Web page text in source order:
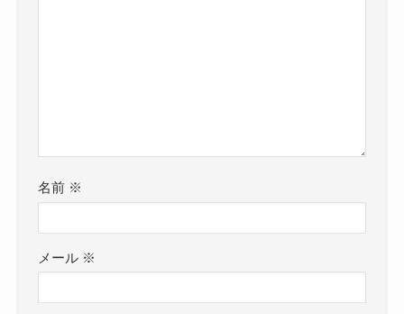
名前 ※
メール ※